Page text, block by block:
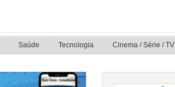
Saúde Tecnologia Cinema / Série / TV